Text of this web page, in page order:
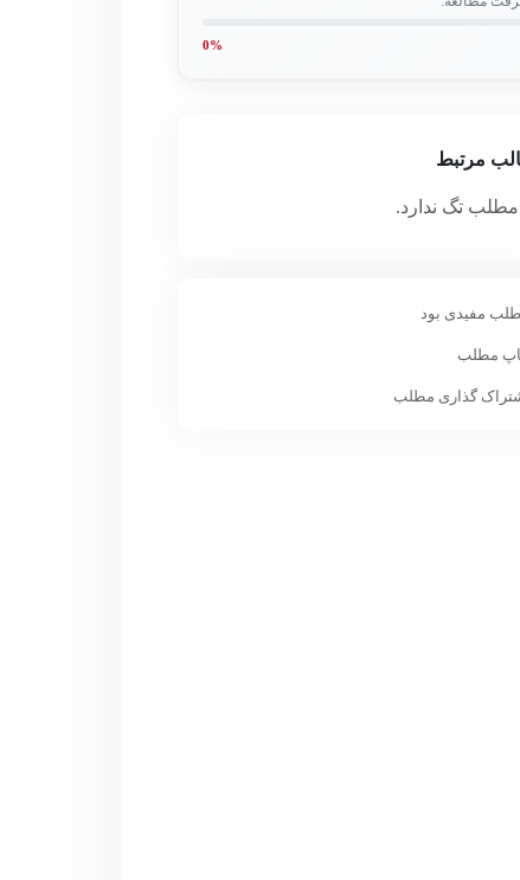
0%
مرتبط
مطلب تگ ندارد.
مفیدی بود
مطلب
گذاری مطلب